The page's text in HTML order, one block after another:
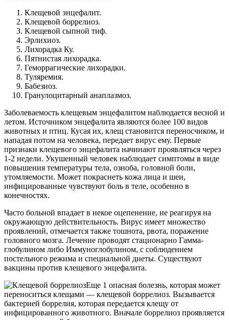
Клещевой энцефалит.
Клещевой боррелиоз.
Клещевой сыпной тиф.
Эрлихиоз.
Лихорадка Ку.
Пятнистая лихорадка.
Геморрагические лихорадки.
Туляремия.
Бабезиоз.
Гранулоцитарный анаплазмоз.
Заболеваемость клещевым энцефалитом наблюдается весной и
летом. Источником энцефалита являются более 100 видов
животных и птиц. Кусая их, клещ становится переносчиком, и
нападая потом на человека, передает вирус ему. Первые
признаки клещевого энцефалита начинают проявляться через
1-2 недели. Укушенный человек наблюдает симптомы в виде
повышения температуры тела, озноба, головной боли,
утомляемости. Может покраснеть кожа лица и шеи,
инфицированные чувствуют боль в теле, особенно в
конечностях.
Часто больной впадает в некое оцепенение, не реагируя на
окружающую действительность. Вирус имеет множество
проявлений, отмечается также тошнота, рвота, поражение
головного мозга. Лечение проводят стационарно Гамма-
глобулином либо Иммуноглобулином, с соблюдением
постельного режима и специальной диеты. Существуют
вакцины против клещевого энцефалита.
Еще 1 опасная болезнь, которая может
переноситься клещами — клещевой боррелиоз. Вызывается
бактерией боррелия, которая передается клещу от
инфицированного животного. Вначале боррелиоз проявляется